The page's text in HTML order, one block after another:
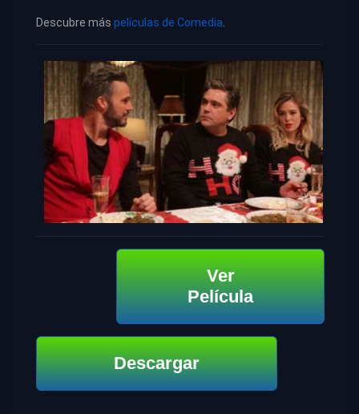
Descubre más películas de Comedia
Ver
Película
Descargar